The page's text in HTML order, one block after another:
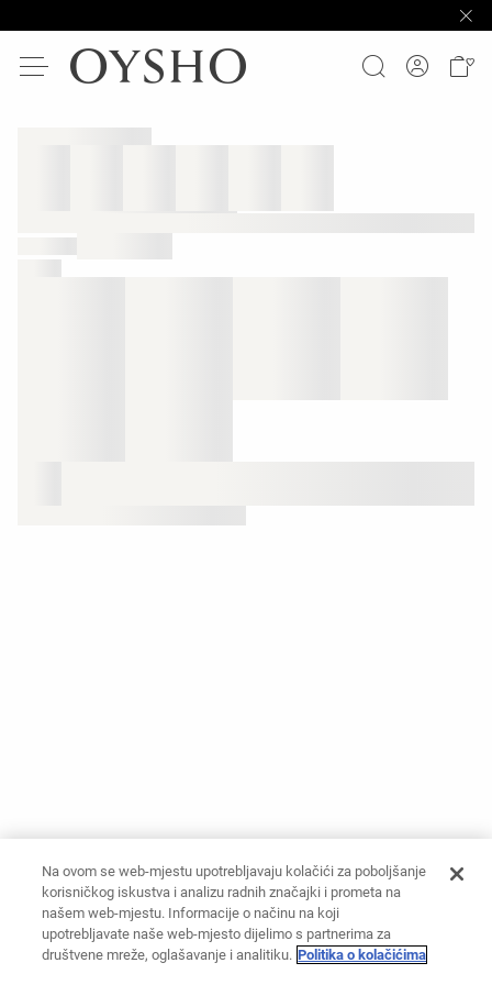
Na ovom se web-mjestu upotrebljavaju kolačići za poboljšanje
korisničkog iskustva i analizu radnih značajki i prometa na
našem web-mjestu. Informacije o načinu na koji
upotrebljavate naše web-mjesto dijelimo s partnerima za
društvene mreže, oglašavanje i analitiku. Politika o kolačićima